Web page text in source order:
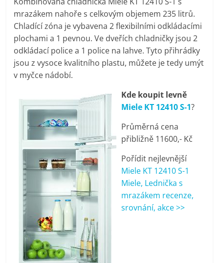
pračky,
televize,
notebooky,
mobilní
telefony,
kávovary,
bazény
Nejlepší
elektronika
porovnání
Elektro
mrazákem nahoře s celkovým objemem 235 litrů.
Chladící zóna je vybavena 2 flexibilními odkládacími
plochami a 1 pevnou. Ve dveřích chladničky jsou 2
odkládací police a 1 police na lahve. Tyto přihrádky
jsou z vysoce kvalitního plastu, můžete je tedy umýt
v myčce nádobí.
Kde koupit levně
Miele KT 12410 S-1?
Průměrná cena
přibližně 11600,- Kč
Pořídit nejlevnější
Miele KT 12410 S-1
Miele, Lednička s
mrazákem recenze,
srovnání, akce >>